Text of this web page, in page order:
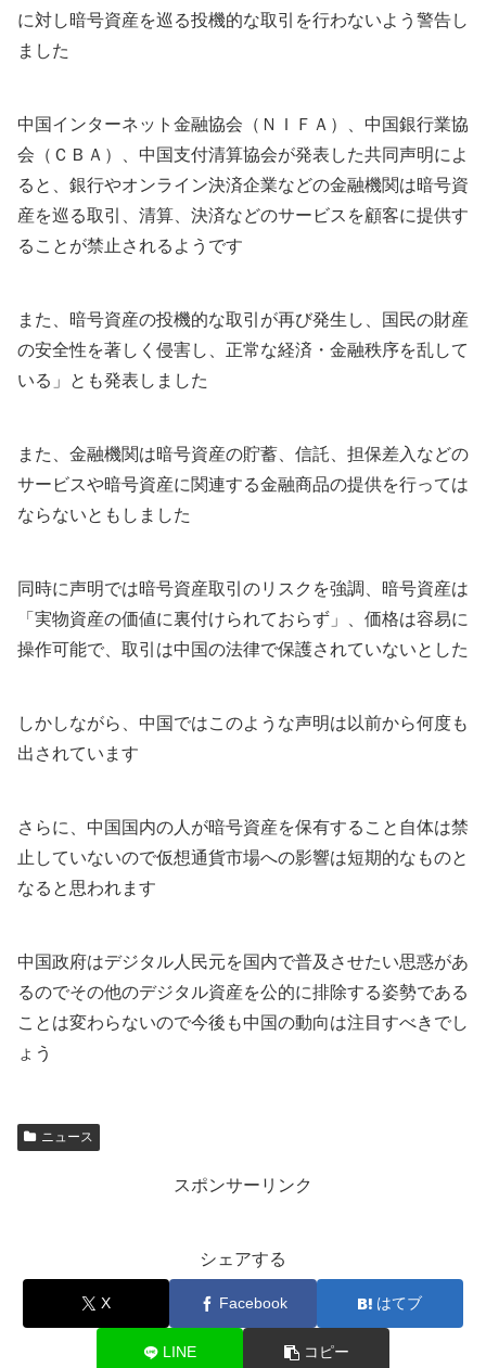
に対し暗号資産を巡る投機的な取引を行わないよう警告し
ました
中国インターネット金融協会（ＮＩＦＡ）、中国銀行業協
会（ＣＢＡ）、中国支付清算協会が発表した共同声明によ
ると、銀行やオンライン決済企業などの金融機関は暗号資
産を巡る取引、清算、決済などのサービスを顧客に提供す
ることが禁止されるようです
また、暗号資産の投機的な取引が再び発生し、国民の財産
の安全性を著しく侵害し、正常な経済・金融秩序を乱して
いる」とも発表しました
また、金融機関は暗号資産の貯蓄、信託、担保差入などの
サービスや暗号資産に関連する金融商品の提供を行っては
ならないともしました
同時に声明では暗号資産取引のリスクを強調、暗号資産は
「実物資産の価値に裏付けられておらず」、価格は容易に
操作可能で、取引は中国の法律で保護されていないとした
しかしながら、中国ではこのような声明は以前から何度も
出されています
さらに、中国国内の人が暗号資産を保有すること自体は禁
止していないので仮想通貨市場への影響は短期的なものと
なると思われます
中国政府はデジタル人民元を国内で普及させたい思惑があ
るのでその他のデジタル資産を公的に排除する姿勢である
ことは変わらないので今後も中国の動向は注目すべきでし
ょう
ニュース
スポンサーリンク
シェアする
X Facebook はてブ
LINE コピー